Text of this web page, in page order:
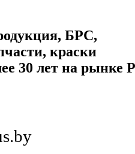
БРС,
краски
30 лет на рынке